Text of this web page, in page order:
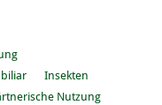
Insekten
Nutzung